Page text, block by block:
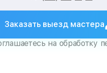
Заказать выезд мастера
на обработку